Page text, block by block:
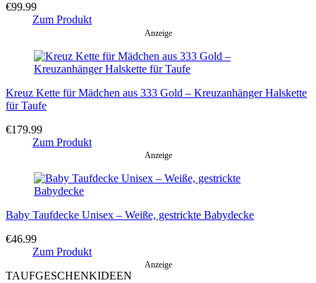
€99.99
Zum Produkt
Anzeige
Kreuz Kette für Mädchen aus 333 Gold – Kreuzanhänger Halskette
für Taufe
€179.99
Zum Produkt
Anzeige
Baby Taufdecke Unisex – Weiße, gestrickte Babydecke
€46.99
Zum Produkt
Anzeige
TAUFGESCHENKIDEEN